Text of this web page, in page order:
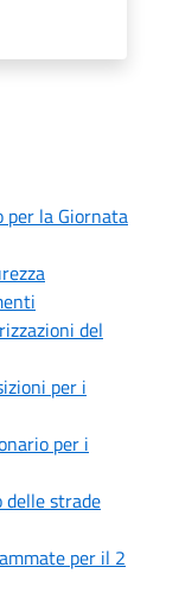
la Giornata
del
per i
per i
delle strade
per il 2